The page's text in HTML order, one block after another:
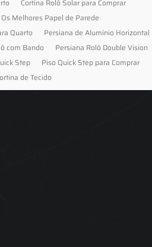
Cortina Rolô Solar para Comprar
Melhores Papel de Parede
Quarto
Persiana de Alumínio Horizontal
com Bando
Persiana Rolô Double Vision
Step
Piso Quick Step para Comprar
de Tecido